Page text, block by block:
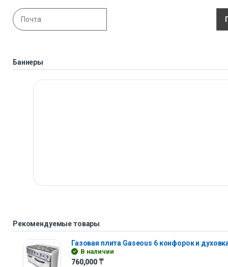
Баннеры
Рекомендуемые товары
Газовая плита Gaseous 6 конфорок и
В наличии
760,000 ₸